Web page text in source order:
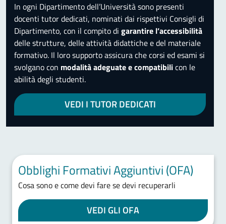
In ogni Dipartimento dell’Università sono presenti
docenti tutor dedicati, nominati dai rispettivi Consigli di
Dipartimento, con il compito di garantire l’accessibilità
delle strutture, delle attività didattiche e del materiale
formativo. Il loro supporto assicura che corsi ed esami si
svolgano con modalità adeguate e compatibilicon le
abilità degli studenti.
VEDI I TUTOR DEDICATI
Obblighi Formativi Aggiuntivi (OFA)
Cosa sono e come devi fare se devi recuperarli
VEDI GLI OFA